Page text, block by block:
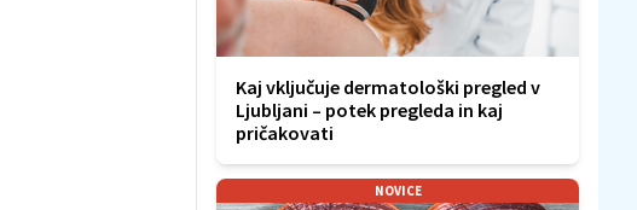
Kaj vključuje dermatološki pregled v
Ljubljani – potek pregleda in kaj
pričakovati
NOVICE